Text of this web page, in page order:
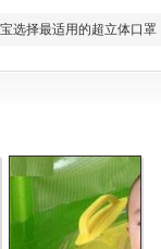
选择最适用的超立体口罩